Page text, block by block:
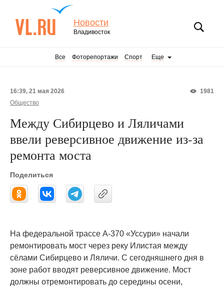
Новости
Владивосток
Все Фоторепортажи Спорт Еще
1981
16:39, 21 мая 2026
Общество
Между Сибирцево и Ляличами
ввели реверсивное движение из-за
ремонта моста
Поделиться
На федеральной трассе А-370 «Уссури» начали
ремонтировать мост через реку Илистая между
сёлами Сибирцево и Ляличи. С сегодняшнего дня в
зоне работ вводят реверсивное движение. Мост
должны отремонтировать до середины осени,